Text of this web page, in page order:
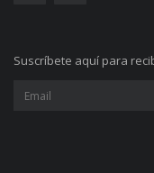
Suscríbete aquí para